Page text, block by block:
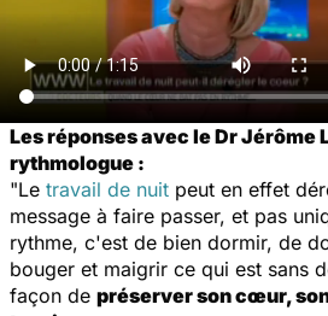
Les réponses avec le Dr
rythmologue :
"Le travail de nuit peut en effet
message à faire passer, et pas
rythme, c'est de bien dormir, de
bouger et maigrir ce qui est sans
façon de préserver son cœur,